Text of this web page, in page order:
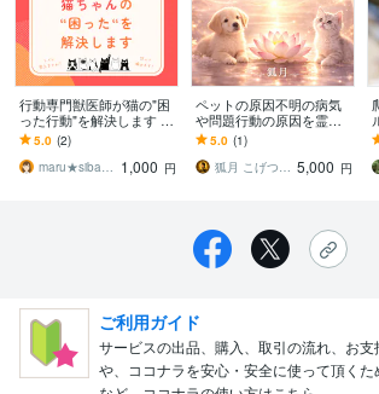
行動専門獣医師が猫の"困
った行動"を解決します ★
出品記念の為、初回3名ま
で最低価格でお受けしま
す★
5.0 (2)
maru★siba 行動専門獣医師 1,000 円
ペットの原因不明の病気
や問題行動の原因を霊視
します ペットの幸福と健
康長寿の加持祈祷も承り
ます
5.0 (1)
狐月 こげつ 霊視鑑定師 5,000 円
ご利用ガイド
サービスの出品、購入、取引の流れ、お
や、ココナラを安心・安全に使って頂く